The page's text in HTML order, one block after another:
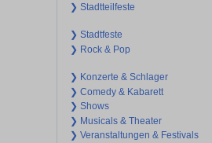
❯ Stadtteilfeste
❯ Stadtfeste
❯ Rock & Pop
❯ Konzerte & Schlager
❯ Comedy & Kabarett
❯ Shows
❯ Musicals & Theater
❯ Veranstaltungen & Festivals